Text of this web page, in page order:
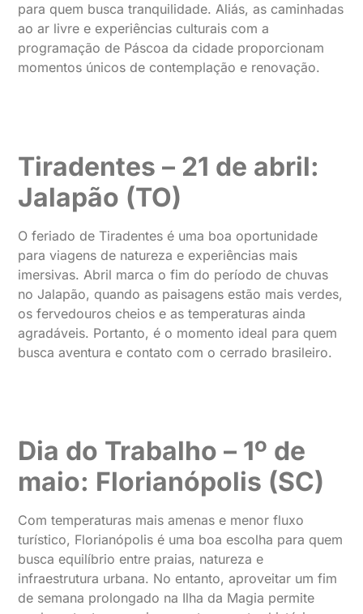
para quem busca tranquilidade. Aliás, as caminhadas
ao ar livre e experiências culturais com a
programação de Páscoa da cidade proporcionam
momentos únicos de contemplação e renovação.
Tiradentes – 21 de abril:
Jalapão (TO)
O feriado de Tiradentes é uma boa oportunidade
para viagens de natureza e experiências mais
imersivas. Abril marca o fim do período de chuvas
no Jalapão, quando as paisagens estão mais verdes,
os fervedouros cheios e as temperaturas ainda
agradáveis. Portanto, é o momento ideal para quem
busca aventura e contato com o cerrado brasileiro.
Dia do Trabalho – 1º de
maio: Florianópolis (SC)
Com temperaturas mais amenas e menor fluxo
turístico, Florianópolis é uma boa escolha para quem
busca equilíbrio entre praias, natureza e
infraestrutura urbana. No entanto, aproveitar um fim
de semana prolongado na Ilha da Magia permite